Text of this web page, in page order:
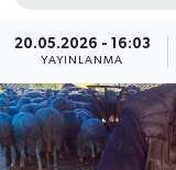
20.05.2026 - 16:03
YAYINLANMA
Kültür-Sanat
Magazin
Medya